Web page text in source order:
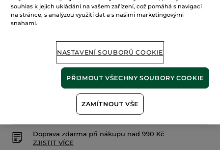
4.8
z
recenze
Parfémová
Comme
Evidence
100ml
1290 Kč
PŘIDAT DO KOŠÍKU
Zabezpečená platba
Možnost vrácení peněz
Doprava zdarma při nákupu nad 990 Kč
ZJISTIT VÍCE
souhlas k jejich ukládání na vašem zařízení, což pomáhá s navigací
na stránce, s analýzou využití dat a s našimi marketingovými
snahami.
NASTAVENÍ SOUBORŮ COOKIE
ZAMÍTNOUT VŠE
PŘIJMOUT VŠECHNY SOUBORY COOKIE